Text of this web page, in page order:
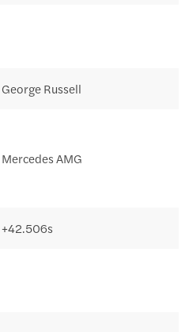
George Russell
Mercedes AMG
+42.506s